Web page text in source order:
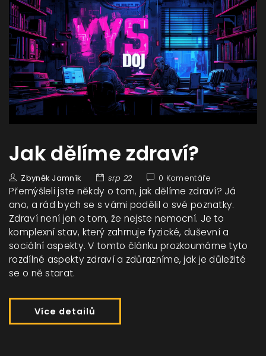
Jak dělíme zdraví?
Zbyněk Jamník srp 22 0 Komentáře
Přemýšleli jste někdy o tom, jak dělíme zdraví? Já
ano, a rád bych se s vámi podělil o své poznatky.
Zdraví není jen o tom, že nejste nemocní. Je to
komplexní stav, který zahrnuje fyzické, duševní a
sociální aspekty. V tomto článku prozkoumáme tyto
rozdílné aspekty zdraví a zdůrazníme, jak je důležité
se o ně starat.
Více detailů